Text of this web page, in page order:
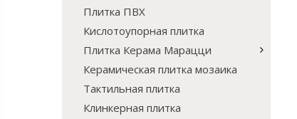
Плитка ПВХ
Кислотоупорная плитка
Плитка Керама Марацци
Керамическая плитка мозаика
Тактильная плитка
Клинкерная плитка